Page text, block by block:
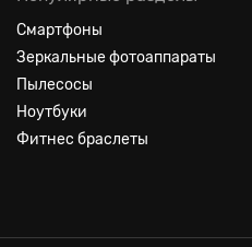
Смартфоны
Зеркальные фотоаппараты
Пылесосы
Ноутбуки
Фитнес браслеты